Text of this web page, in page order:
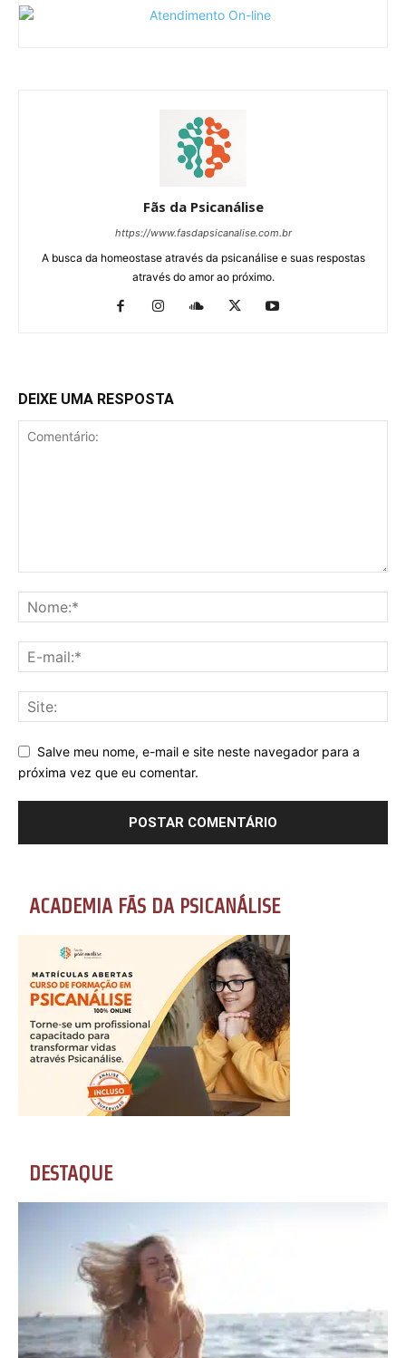
Fãs da Psicanálise
https://www.fasdapsicanalise.com.br
A busca da homeostase através da psicanálise e suas respostas
através do amor ao próximo.
DEIXE UMA RESPOSTA
Salve meu nome, e-mail e site neste navegador para a
próxima vez que eu comentar.
ACADEMIA FÃS DA PSICANÁLISE
DESTAQUE